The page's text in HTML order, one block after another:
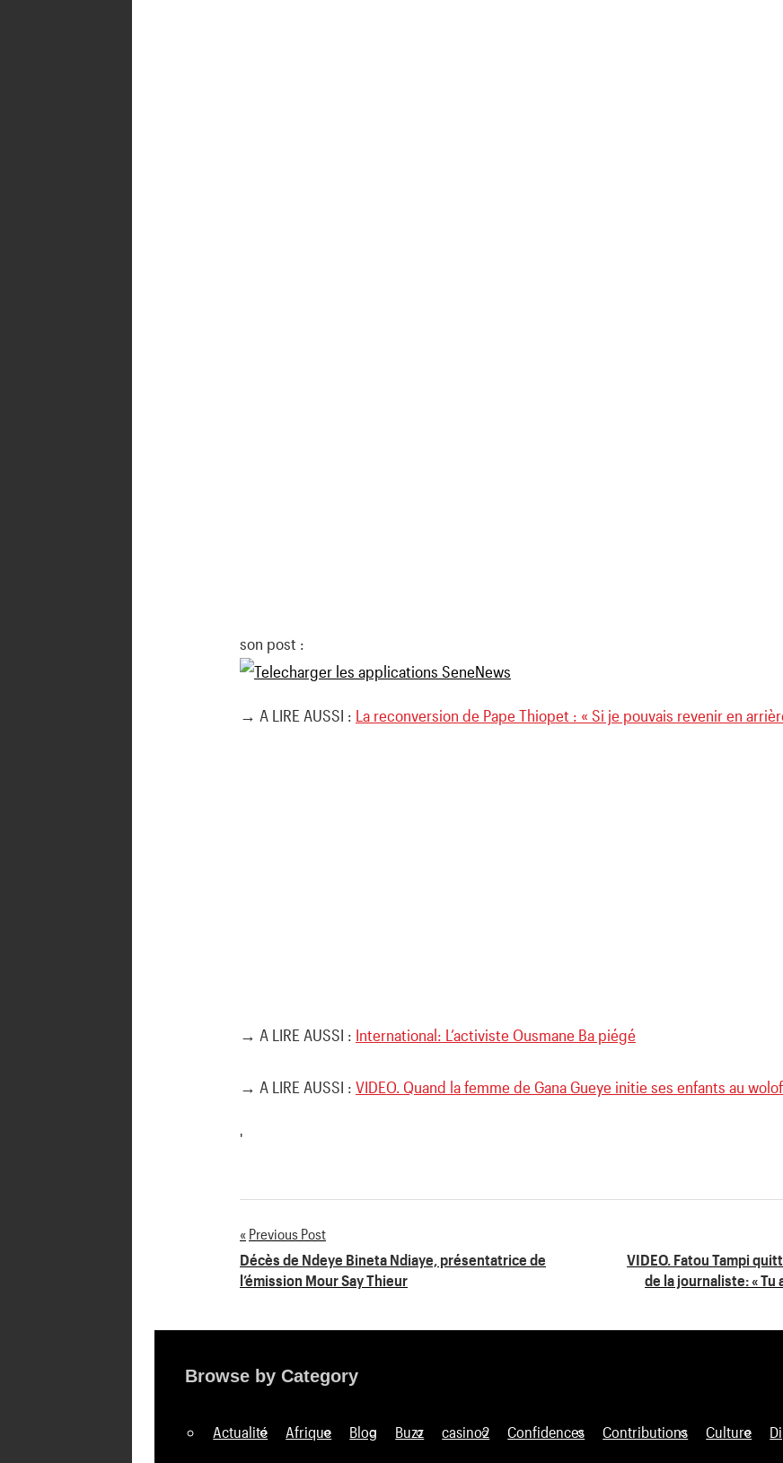
son post :
→ A LIRE AUSSI : La reconversion de Pape Thiopet : « Si je pouvais revenir en
→ A LIRE AUSSI : International: L’activiste Ousmane Ba piégé
→ A LIRE AUSSI : VIDEO. Quand la femme de Gana Gueye initie ses enfants au
'
Navigation
de
l’article
Previous Post
Décès de Ndeye Bineta Ndiaye, présentatrice de
l’émission Mour Say Thieur
VIDEO. Fatou Tampi
de la journaliste: «
Browse by Category
Actualité Afrique Blog Buzz casino2 Confidences Contributions Culture